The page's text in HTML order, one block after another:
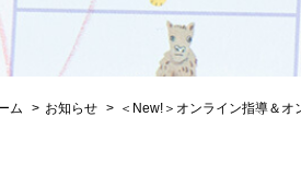
ム お知らせ ＜New!＞オンライン指導＆